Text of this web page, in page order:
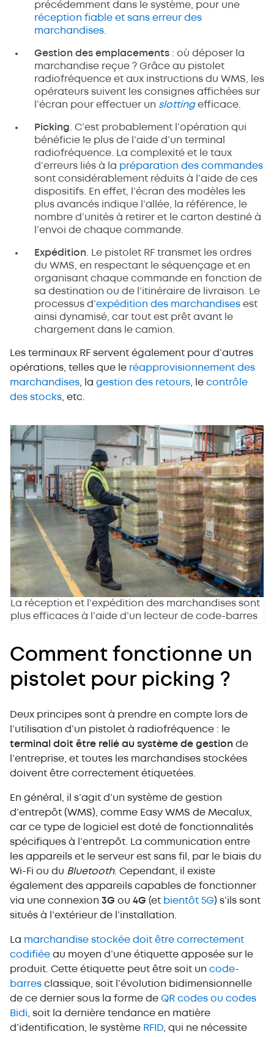
précédemment dans le système, pour une
réception fiable et sans erreur des
marchandises.
Gestion des emplacements : où déposer la
marchandise reçue ? Grâce au pistolet
radiofréquence et aux instructions du WMS, les
opérateurs suivent les consignes affichées sur
l’écran pour effectuer un slotting efficace.
Picking. C’est probablement l’opération qui
bénéficie le plus de l’aide d’un terminal
radiofréquence. La complexité et le taux
d’erreurs liés à la préparation des commandes
sont considérablement réduits à l’aide de ces
dispositifs. En effet, l’écran des modèles les
plus avancés indique l’allée, la référence, le
nombre d’unités à retirer et le carton destiné à
l’envoi de chaque commande.
Expédition. Le pistolet RF transmet les ordres
du WMS, en respectant le séquençage et en
organisant chaque commande en fonction de
sa destination ou de l’itinéraire de livraison. Le
processus d’expédition des marchandises est
ainsi dynamisé, car tout est prêt avant le
chargement dans le camion.
Les terminaux RF servent également pour d’autres
opérations, telles que le réapprovisionnement des
marchandises, la gestion des retours, le contrôle
des stocks, etc.
La réception et l’expédition des marchandises sont
plus efficaces à l’aide d’un lecteur de code-barres
Comment fonctionne un
pistolet pour picking ?
Deux principes sont à prendre en compte lors de
l’utilisation d’un pistolet à radiofréquence : le
terminal doit être relié au système de gestion de
l’entreprise, et toutes les marchandises stockées
doivent être correctement étiquetées.
En général, il s’agit d’un système de gestion
d’entrepôt (WMS), comme Easy WMS de Mecalux,
car ce type de logiciel est doté de fonctionnalités
spécifiques à l’entrepôt. La communication entre
les appareils et le serveur est sans fil, par le biais du
Wi-Fi ou du Bluetooth. Cependant, il existe
également des appareils capables de fonctionner
via une connexion 3G ou 4G (et bientôt 5G ) s’ils sont
situés à l’extérieur de l’installation.
La marchandise stockée doit être correctement
codifiée au moyen d’une étiquette apposée sur le
produit. Cette étiquette peut être soit un code-
barres classique, soit l’évolution bidimensionnelle
de ce dernier sous la forme de QR codes ou codes
Bidi , soit la dernière tendance en matière
d’identification, le système RFID , qui ne nécessite